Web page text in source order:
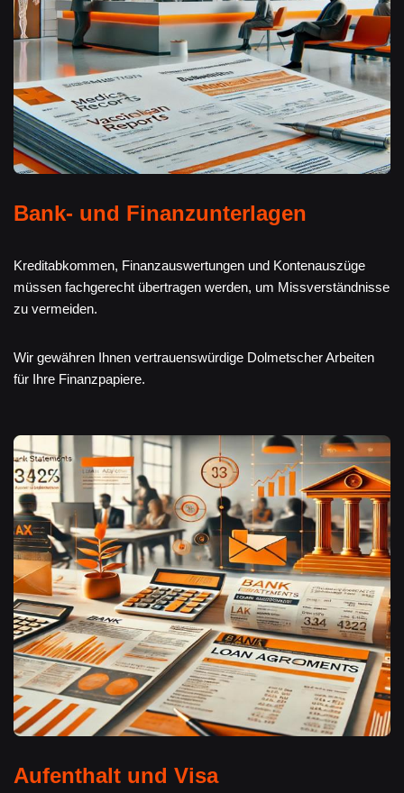
Bank- und Finanzunterlagen
Kreditabkommen, Finanzauswertungen und Kontenauszüge
müssen fachgerecht übertragen werden, um Missverständnisse
zu vermeiden.
Wir gewähren Ihnen vertrauenswürdige Dolmetscher Arbeiten
für Ihre Finanzpapiere.
Aufenthalt und Visa